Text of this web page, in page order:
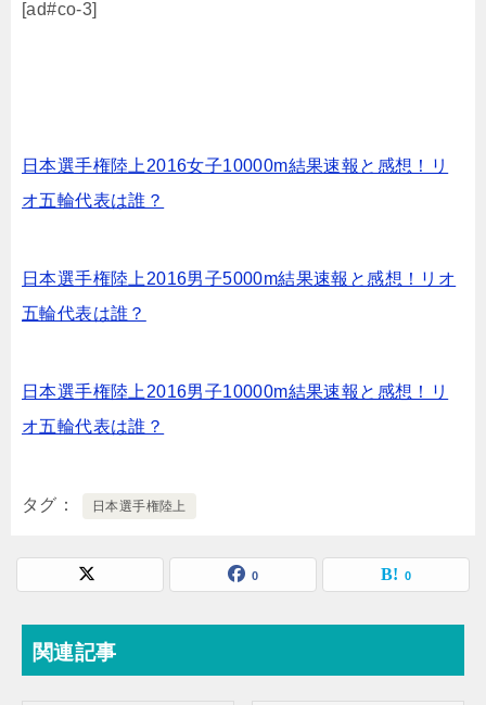
[ad#co-3]
日本選手権陸上2016女子10000m結果速報と感想！リ
オ五輪代表は誰？
日本選手権陸上2016男子5000m結果速報と感想！リオ
五輪代表は誰？
日本選手権陸上2016男子10000m結果速報と感想！リ
オ五輪代表は誰？
タグ 日本選手権陸上
0 0
関連記事